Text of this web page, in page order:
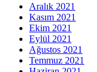
Aralık 2021
Kasım 2021
Ekim 2021
Eylül 2021
Ağustos 2021
Temmuz 2021